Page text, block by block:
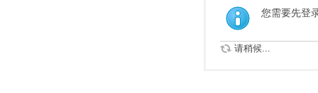
您需要先登
请稍候...